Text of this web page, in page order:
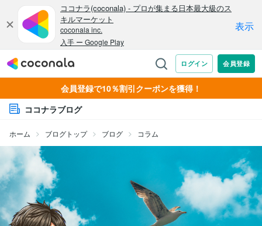
会員登録で10％割引クーポンを獲得！
ココナラブログ
ホーム ブログトップ ブログ コラム